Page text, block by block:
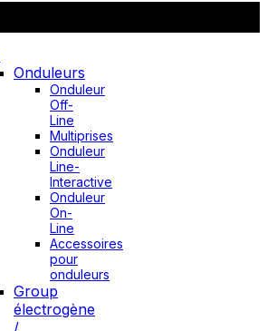
Onduleurs
Onduleur
Off-
Line
Multiprises
Onduleur
Line-
Interactive
Onduleur
On-
Line
Accessoires
pour
onduleurs
Group
électrogène
/